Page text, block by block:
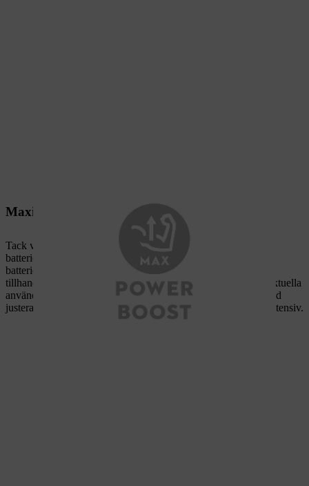
Maximal prestandaökning
Tack vare intelligent elektronik kommunicerar maskiner och
batterier i STIHL AP-system med varandra. Om enheten och
batteriet är utrustade med POWER BOOST-funktionen
tillhandahåller batteriet alltid maximalt möjliga effekt för det aktuella
användningsområdet. För att säkerställa optimal batterilivslängd
justerar maskinen tillfälligt effekten om användningen är för intensiv.